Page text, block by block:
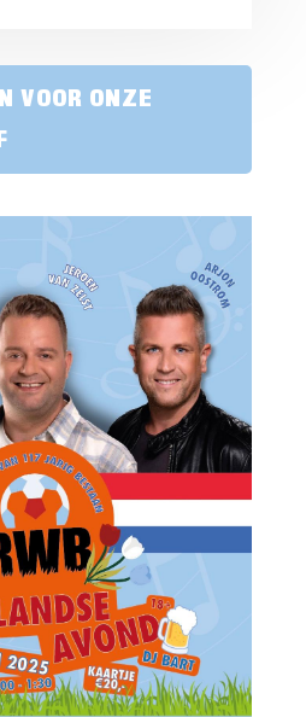
VOOR ONZE